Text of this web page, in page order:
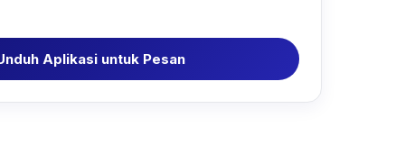
Aplikasi untuk Pesan